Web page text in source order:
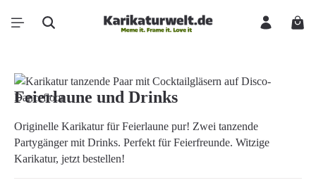
Zum Hauptinhalt springen
Bildergalerie überspringen
Feierlaune und Drinks
Originelle Karikatur für Feierlaune pur! Zwei tanzende
Partygänger mit Drinks. Perfekt für Feierfreunde. Witzige
Karikatur, jetzt bestellen!